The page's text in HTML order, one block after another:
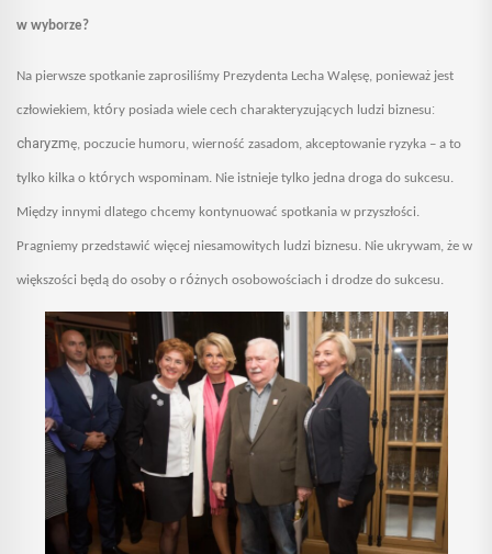
w wyborze?
Na pierwsze spotkanie zaprosiliśmy Prezydenta Lecha Walęsę, ponieważ jest
człowiekiem, który posiada wiele cech charakteryzujących ludzi biznesu:
charyzmę, poczucie humoru, wierność zasadom, akceptowanie ryzyka – a to
tylko kilka o których wspominam. Nie istnieje tylko jedna droga do sukcesu.
Między innymi dlatego chcemy kontynuować spotkania w przyszłości.
Pragniemy przedstawić więcej niesamowitych ludzi biznesu. Nie ukrywam, że w
większości będą do osoby o różnych osobowościach i drodze do sukcesu.